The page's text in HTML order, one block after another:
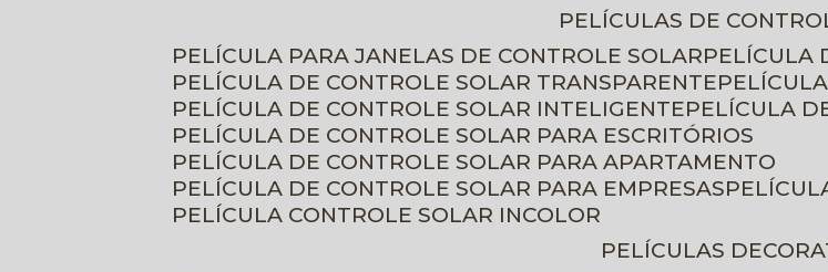
PELÍCULAS DE
PELÍCULA PARA JANELAS DE CONTROLE SOLAR
PELÍCULA DE CONTROLE SOLAR TRANSPARENTE
PELÍCULA DE CONTROLE SOLAR INTELIGENTE
PELÍCULA
PELÍCULA DE CONTROLE SOLAR PARA ESCRITÓRIOS
PELÍCULA DE CONTROLE SOLAR PARA APARTAMENTO
PELÍCULA DE CONTROLE SOLAR PARA EMPRESAS
PELÍCULA CONTROLE SOLAR INCOLOR
PELÍCULAS